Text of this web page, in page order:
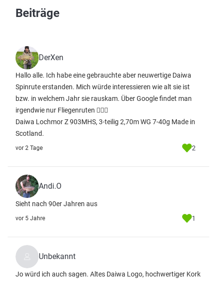
Beiträge
DerXen
Hallo alle. Ich habe eine gebrauchte aber neuwertige Daiwa
Spinrute erstanden. Mich würde interessieren wie alt sie ist
bzw. in welchem Jahr sie rauskam. Über Google findet man
irgendwie nur Fliegenruten 🤷🏻‍♂️
Daiwa Lochmor Z 903MHS, 3-teilig 2,70m WG 7-40g Made in
Scotland.
vor 2 Tage 2
Andi.O
Sieht nach 90er Jahren aus
vor 5 Jahre 1
Unbekannt
Jo würd ich auch sagen. Altes Daiwa Logo, hochwertiger Kork